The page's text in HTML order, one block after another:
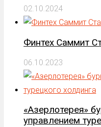
02.10.2024
Финтех Саммит
06.10.2023
«Азерлотерея»
управлением